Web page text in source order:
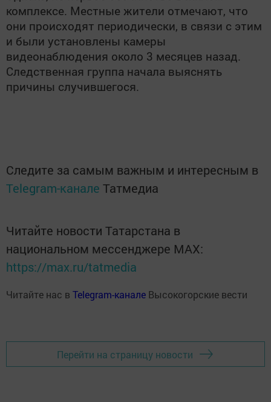
комплексе. Местные жители отмечают, что
они происходят периодически, в связи с этим
и были установлены камеры
видеонаблюдения около 3 месяцев назад.
Следственная группа начала выяснять
причины случившегося.
Следите за самым важным и интересным в
Telegram-канале Татмедиа
Читайте новости Татарстана в
национальном мессенджере MАХ:
https://max.ru/tatmedia
Читайте нас в Telegram-канале Высокогорские вести
Перейти на страницу новости